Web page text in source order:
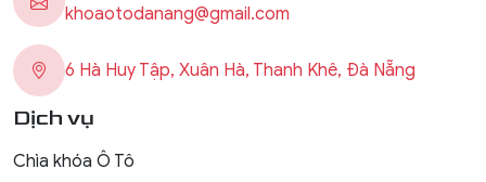
khoaotodanang@gmail.com
6 Hà Huy Tập, Xuân Hà, Thanh Khê, Đà Nẵng
Dịch vụ
Chìa khóa Ô Tô